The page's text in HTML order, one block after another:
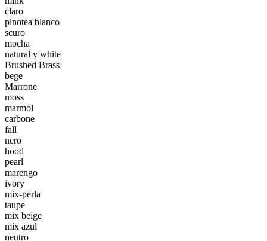
claro
pinotea blanco
scuro
mocha
natural y white
Brushed Brass
bege
Marrone
moss
marmol
carbone
fall
nero
hood
pearl
marengo
ivory
mix-perla
taupe
mix beige
mix azul
neutro